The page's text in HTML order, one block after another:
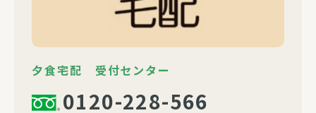
夕食宅配 受付センター
0120-228-566